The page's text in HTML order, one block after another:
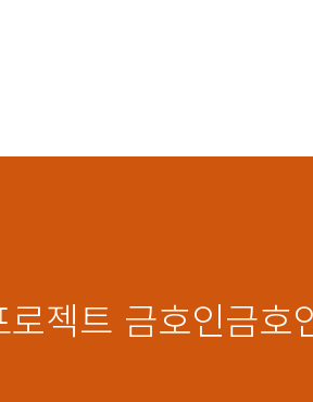
젝트 금호인금호